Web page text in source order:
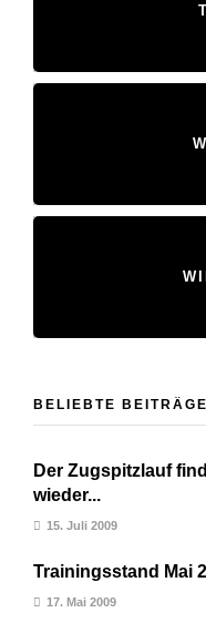
BELIEBTE BEITRÄGE
Der Zugspitzlauf
wieder...
15. Juli 2009
Trainingsstand Mai
17. Mai 2009